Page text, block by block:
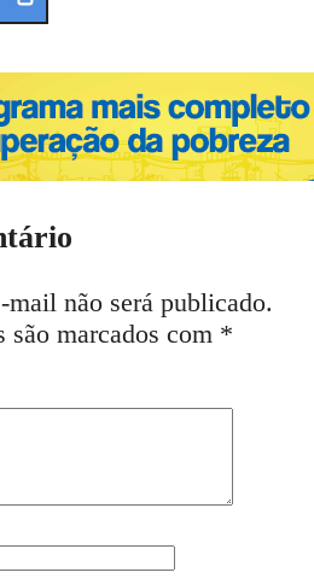
mail não será publicado.
são marcados com *